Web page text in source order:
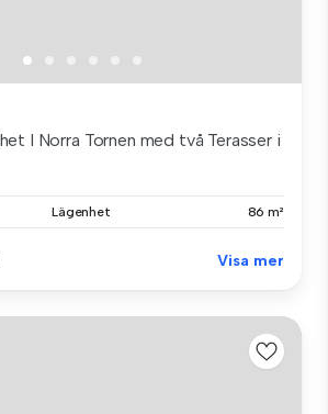
I Norra Tornen med två Terasser i
Lägenhet 86 m²
Visa mer